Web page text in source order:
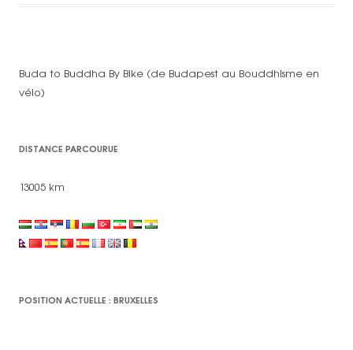
Buda to Buddha By Bike (de Budapest au Bouddhisme en
vélo)
DISTANCE PARCOURUE
13005 km
POSITION ACTUELLE : BRUXELLES